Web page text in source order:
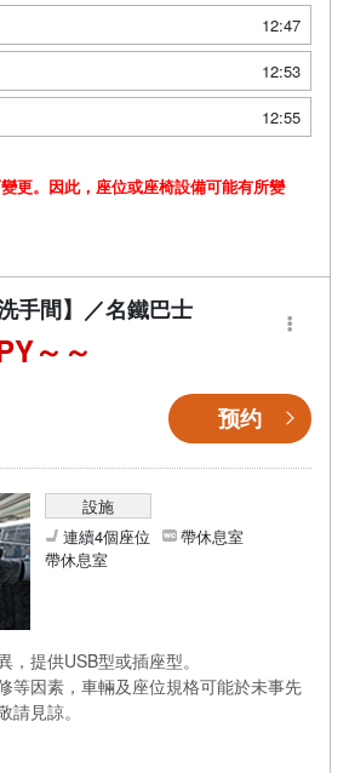
12:47
12:53
12:55
更。因此，座位或座椅設備可能有所變
手間】／名鐵巴士
～
预约
設施
連續4個座位
帶休息室
帶休息室
，提供USB型或插座型。
等因素，車輛及座位規格可能於未事先
請見諒。